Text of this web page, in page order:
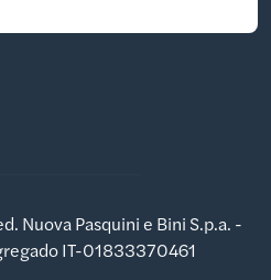
Nuova Pasquini e Bini S.p.a. -
IT-01833370461